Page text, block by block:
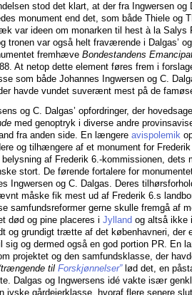
stod det klart, at der fra Ingwersen og
monument end det, som både Thiele og
var ideen om monarken til hest à la Salys
tronen var også helt fraværende i Dalgas’
fremhæve Bondestandens
At netop dette element føres frem i
som både Johannes Ingwersen og C.
havde vundet suverænt mest på de
og C. Dalgas’ opfordringer, der
med genoptryk i diverse andre
fra anden side. En længere avispolemik
og tilhængere af et monument for
belysning af Frederik 6.-kommissionen, dets
stort. De førende fortalere for
Ingwersen og C. Dalgas. Deres
måske fik mest ud af Frederik 6.s
samfundsreformer gerne skulle fremgå af
død og pine placeres i Jylland og altså ikke
og grundigt trætte af det københavneri, der
sig og dermed også en god portion PR. En
projektet og den samfundsklasse, der
til Forskjønnelser”lød det, en
Dalgas og Ingwersens idé vakte især
jyske gårdejerklasse, hvoraf flere senere